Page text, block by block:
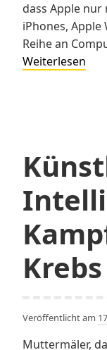
dass Apple
iPhones,
Reihe an
Weiterlesen
Krebs
Veröffentlicht am
Muttermäler,